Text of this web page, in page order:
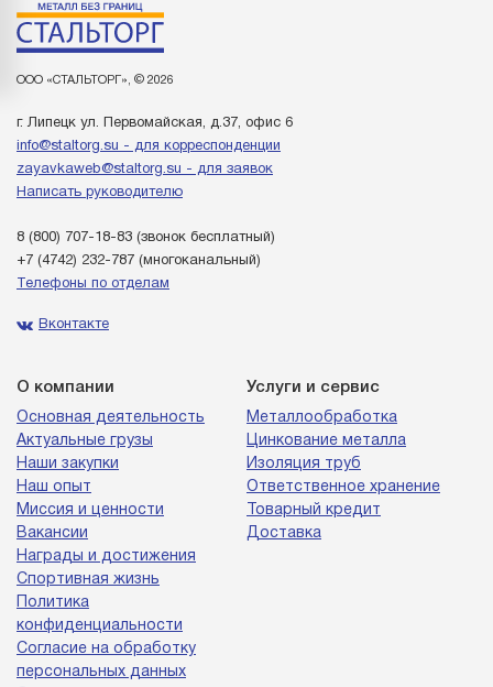
ООО «СТАЛЬТОРГ», © 2026
г. Липецк ул. Первомайская, д.37, офис 6
info@staltorg.su - для корреспонденции
zayavkaweb@staltorg.su - для заявок
Написать руководителю
8 (800) 707-18-83 (звонок бесплатный)
+7 (4742) 232-787 (многоканальный)
Телефоны по отделам
Вконтакте
О компании
Основная деятельность
Актуальные грузы
Наши закупки
Наш опыт
Миссия и ценности
Вакансии
Награды и достижения
Спортивная жизнь
Политика
конфиденциальности
Согласие на обработку
персональных данных
Услуги и сервис
Металлообработка
Цинкование металла
Изоляция труб
Ответственное хранение
Товарный кредит
Доставка